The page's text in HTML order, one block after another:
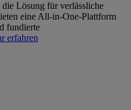
Lösung für verlässliche
eine All-in-One-Plattform
fundierte
erfahren